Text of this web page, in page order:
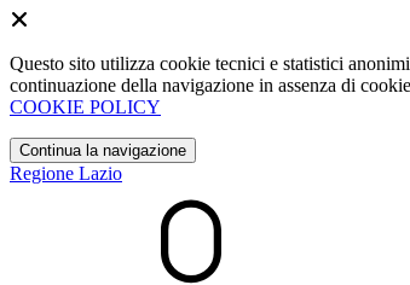
Questo sito utilizza cookie tecnici e statistici
continuazione della navigazione in assenza di
COOKIE POLICY
Continua la navigazione
Regione Lazio